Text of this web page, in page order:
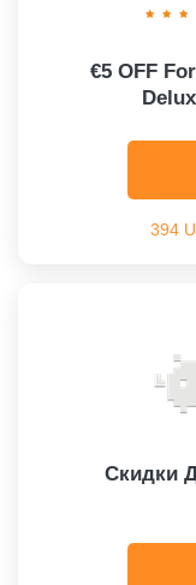
€5 OFF
394
Скидки